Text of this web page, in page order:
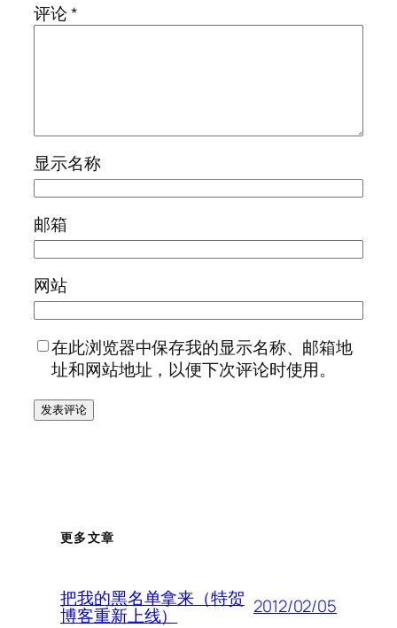
评论*
显示名称
邮箱
网站
在此浏览器中保存我的显示名称、邮箱地
址和网站地址，以便下次评论时使用。
更多文章
把我的黑名单拿来（特贺
博客重新上线） 2012/02/05